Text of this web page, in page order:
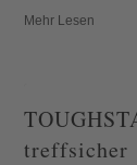
Mehr Lesen
treffsicher